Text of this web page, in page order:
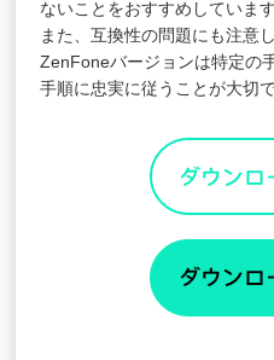
ないことをおすすめしています
また、互換性の問題にも注意
ZenFoneバージョンは特定の
手順に忠実に従うことが大切で